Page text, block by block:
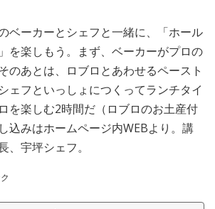
ベーカーとシェフと一緒に、「ホール
を楽しもう。まず、ベーカーがプロの
のあとは、ロブロとあわせるペースト
ェフといっしょにつくってランチタイ
を楽しむ2時間だ（ロブロのお土産付
込みはホームページ内WEBより。講
、宇坪シェフ。